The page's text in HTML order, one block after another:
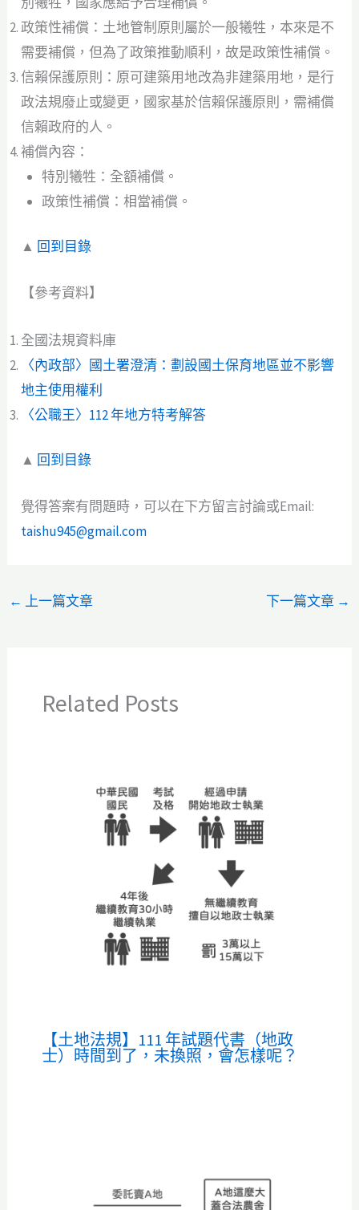
政策性補償：土地管制原則屬於一般犧牲，本來是不
需要補償，但為了政策推動順利，故是政策性補償。
信賴保護原則：原可建築用地改為非建築用地，是行
政法規廢止或變更，國家基於信賴保護原則，需補償
信賴政府的人。
補償內容：
特別犧牲：全額補償。
政策性補償：相當補償。
▲ 回到目錄
【參考資料】
全國法規資料庫
〈內政部〉國土署澄清：劃設國土保育地區並不影響
地主使用權利
〈公職王〉112 年地方特考解答
▲ 回到目錄
覺得答案有問題時，可以在下方留言討論或Email:
taishu945@gmail.com
← 上一篇文章 下一篇文章 →
Related Posts
【土地法規】111 年試題代書（地政
士）時間到了，未換照，會怎樣呢？